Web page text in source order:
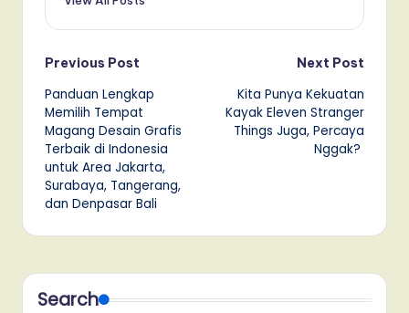
Post
navigation
Previous Post
Panduan Lengkap
Memilih Tempat
Magang Desain Grafis
Terbaik di Indonesia
untuk Area Jakarta,
Surabaya, Tangerang,
dan Denpasar Bali
Next Post
Kita Punya Kekuatan
Kayak Eleven Stranger
Things Juga, Percaya
Nggak?
Search